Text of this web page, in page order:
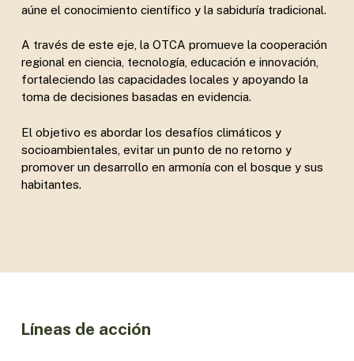
aúne el conocimiento científico y la sabiduría tradicional.
A través de este eje, la OTCA promueve la cooperación
regional en ciencia, tecnología, educación e innovación,
fortaleciendo las capacidades locales y apoyando la
toma de decisiones basadas en evidencia.
El objetivo es abordar los desafíos climáticos y
socioambientales, evitar un punto de no retorno y
promover un desarrollo en armonía con el bosque y sus
habitantes.
Líneas de acción